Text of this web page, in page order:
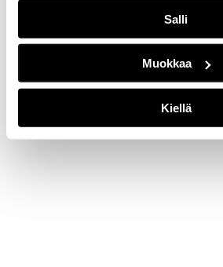
Salli
Muokkaa
Kiellä